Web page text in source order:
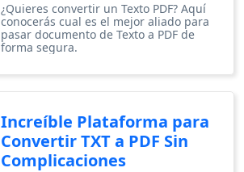
¿Quieres convertir un Texto PDF? Aquí
conocerás cual es el mejor aliado para
pasar documento de Texto a PDF de
forma segura.
Increíble Plataforma para
Convertir TXT a PDF Sin
Complicaciones